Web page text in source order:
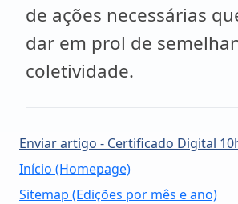
de ações necessárias
dar em prol de
coletividade.
Enviar artigo - Certificado Digital
Início (Homepage)
Sitemap (Edições por mês e ano)